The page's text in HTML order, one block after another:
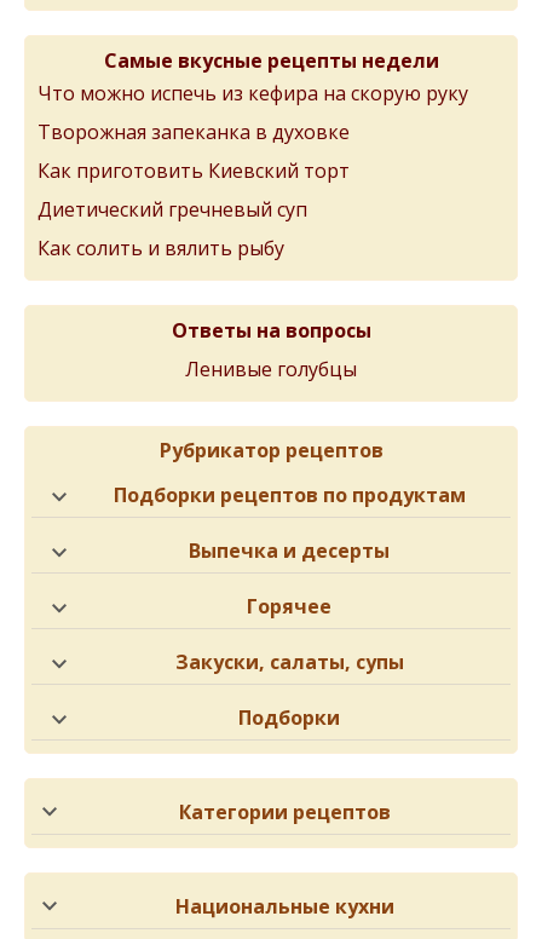
Самые вкусные рецепты недели
Что можно испечь из кефира на скорую руку
Творожная запеканка в духовке
Как приготовить Киевский торт
Диетический гречневый суп
Как солить и вялить рыбу
Ответы на вопросы
Ленивые голубцы
Рубрикатор рецептов
Подборки рецептов по продуктам
Выпечка и десерты
Горячее
Закуски, салаты, супы
Подборки
Категории рецептов
Национальные кухни